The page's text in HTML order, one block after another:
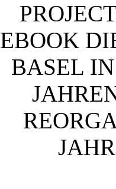
EBOOK
BASEL